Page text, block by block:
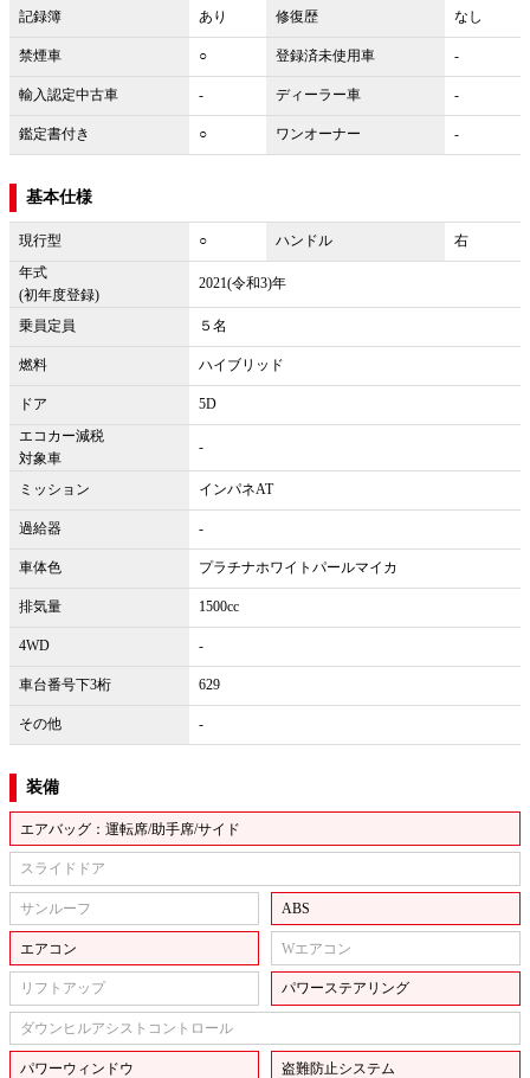
記録簿 あり 修復歴 なし
禁煙車 ○ 登録済未使用車 -
輸入認定中古車 - ディーラー車 -
鑑定書付き ○ ワンオーナー -
基本仕様
現行型 ○ ハンドル
右
年式
(初年度登録)
2021(令和3)年
乗員定員 ５名
燃料 ハイブリッド
ドア
5D
エコカー減税
対象車
-
ミッション インパネAT
過給器 -
車体色 プラチナホワイトパールマイカ
排気量 1500cc
4WD -
車台番号下3桁 629
その他 -
装備
エアバッグ：運転席/助手席/サイド
スライドドア
サンルーフ ABS
エアコン Wエアコン
リフトアップ パワーステアリング
ダウンヒルアシストコントロール
パワーウィンドウ 盗難防止システム